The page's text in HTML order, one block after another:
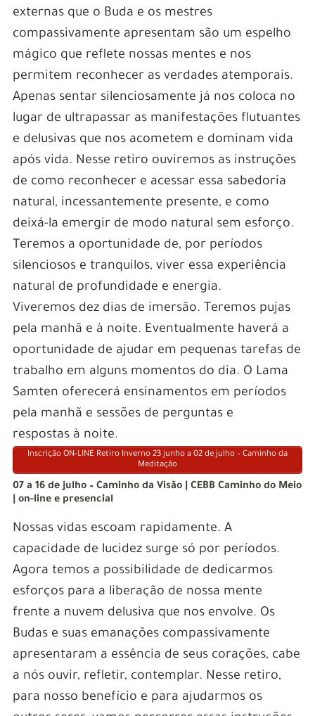
externas que o Buda e os mestres
compassivamente apresentam são um espelho
mágico que reflete nossas mentes e nos
permitem reconhecer as verdades atemporais.
Apenas sentar silenciosamente já nos coloca no
lugar de ultrapassar as manifestações flutuantes
e delusivas que nos acometem e dominam vida
após vida. Nesse retiro ouviremos as instruções
de como reconhecer e acessar essa sabedoria
natural, incessantemente presente, e como
deixá-la emergir de modo natural sem esforço.
Teremos a oportunidade de, por períodos
silenciosos e tranquilos, viver essa experiência
natural de profundidade e energia.
Viveremos dez dias de imersão. Teremos pujas
pela manhã e à noite. Eventualmente haverá a
oportunidade de ajudar em pequenas tarefas de
trabalho em alguns momentos do dia. O Lama
Samten oferecerá ensinamentos em períodos
pela manhã e sessões de perguntas e
respostas à noite.
Inscrição ON-LINE Retiro Inverno 23 junho a 02 de julho – Caminho da
Meditação
07 a 16 de julho – Caminho da Visão | CEBB Caminho do Meio
| on-line e presencial
Nossas vidas escoam rapidamente. A
capacidade de lucidez surge só por períodos.
Agora temos a possibilidade de dedicarmos
esforços para a liberação de nossa mente
frente a nuvem delusiva que nos envolve. Os
Budas e suas emanações compassivamente
apresentaram a essência de seus corações, cabe
a nós ouvir, refletir, contemplar. Nesse retiro,
para nosso benefício e para ajudarmos os